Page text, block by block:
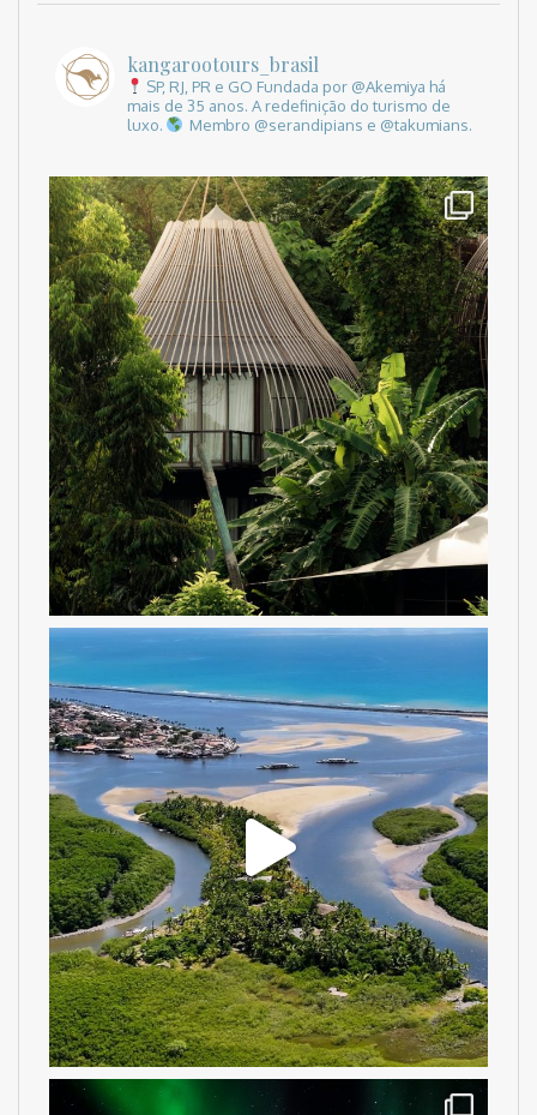
kangarootours_brasil
SP, RJ, PR e GO Fundada por @Akemiya há
mais de 35 anos. A redefinição do turismo de
luxo.
Membro @serandipians e @takumians.